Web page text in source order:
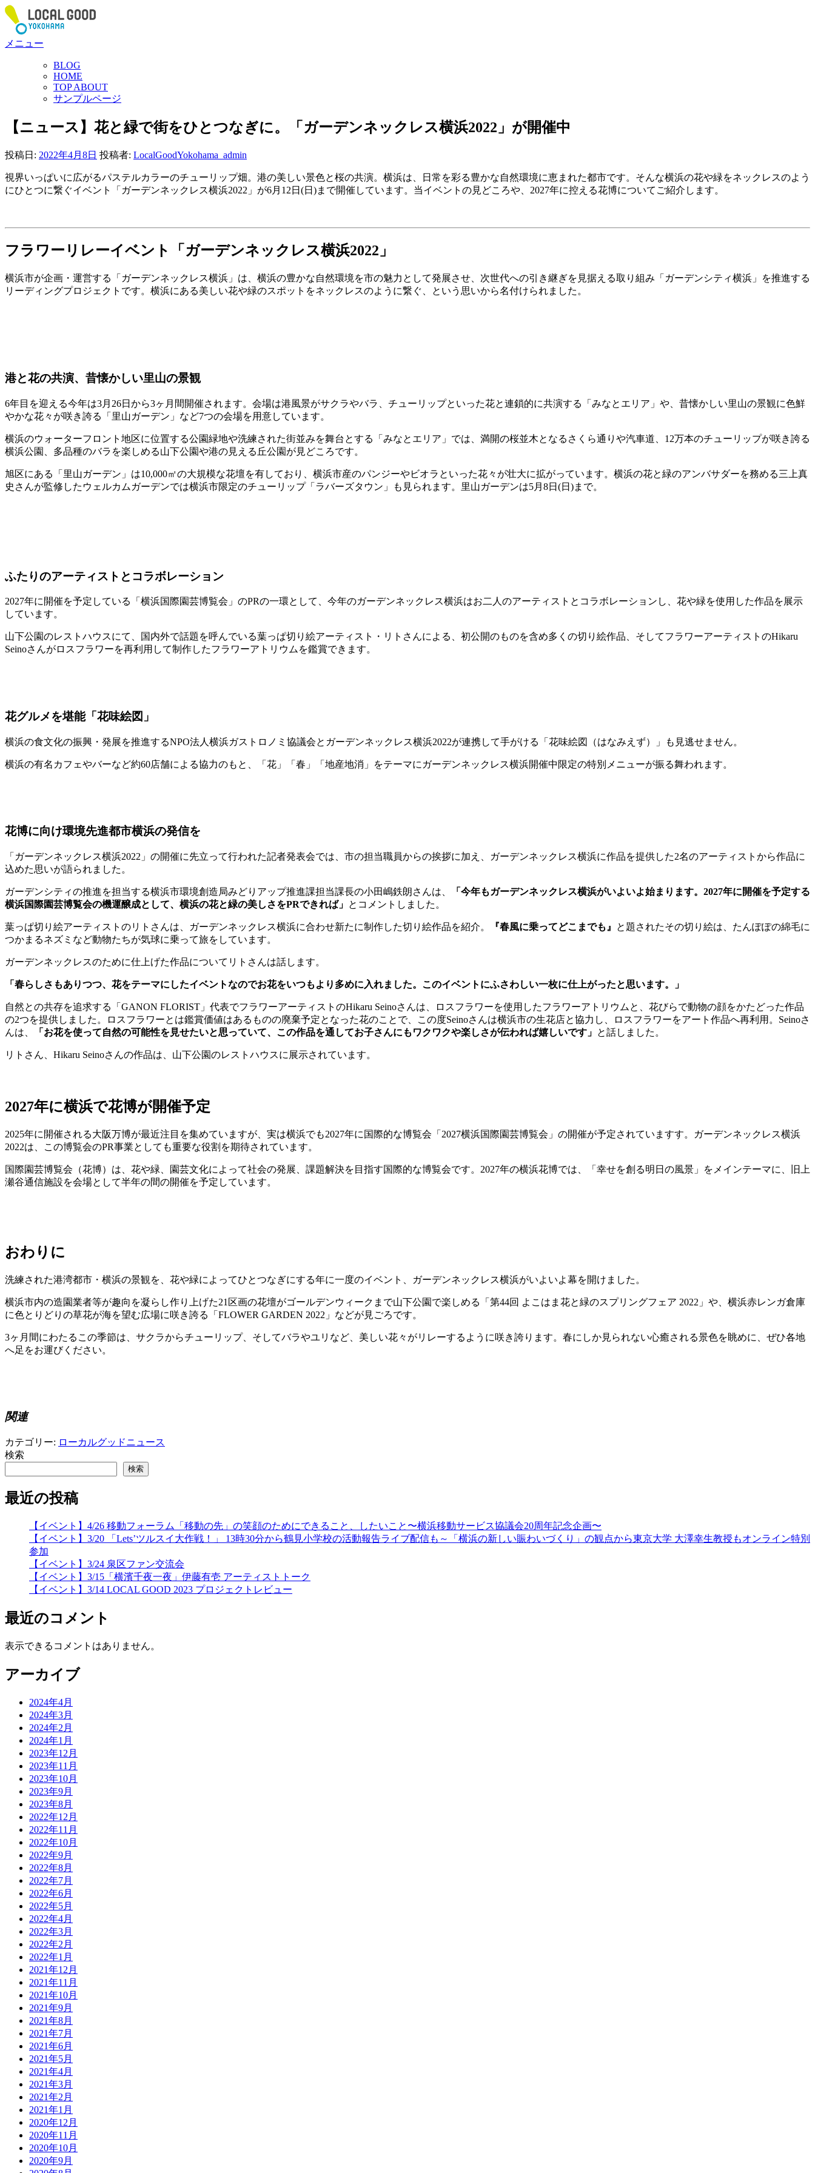
コ
ン
ン
メニュー
BLOG
HOME
TOP ABOUT
サンプルページ
【ニュース】花と緑で街をひとつなぎに。「ガーデンネックレス横浜2022」が開催中
投稿日: 2022年4月8日 投稿者: LocalGoodYokohama_admin
視界いっぱいに広がるパステルカラーのチューリップ畑。港の美しい景色と桜の共演。横浜は、日常を彩る豊かな自然環境に恵まれた都市です。 そんな横浜の花や緑をネックレスのよう
にひとつに繋ぐイベント「ガーデンネックレス横浜2022」が6月12日(日)まで開催しています。当イベントの見どころや、2027年に控える花博についてご紹介します。
フラワーリレーイベント「ガーデンネックレス横浜2022」
横浜市が企画・運営する「ガーデンネックレス横浜」は、横浜の豊かな自然環境を市の魅力として発展させ、次世代への引き継ぎを見据える取り組み「ガーデンシティ横浜」を推進する
リーディングプロジェクトです。横浜にある美しい花や緑のスポットをネックレスのように繋ぐ、という思いから名付けられました。
港と花の共演、昔懐かしい里山の景観
6年目を迎える今年は3月26日から3ヶ月間開催されます。会場は港風景がサクラやバラ、チューリップといった花と連鎖的に共演する「みなとエリア」や、昔懐かしい里山の景観に色鮮
やかな花々が咲き誇る「里山ガーデン」など7つの会場を用意しています。
横浜のウォーターフロント地区に位置する公園緑地や洗練された街並みを舞台とする「みなとエリア」では、満開の桜並木となるさくら通りや汽車道、12万本のチューリップが咲き誇る
横浜公園、多品種のバラを楽しめる山下公園や港の見える丘公園が見どころです。
旭区にある「里山ガーデン」は10,000㎡の大規模な花壇を有しており、横浜市産のパンジーやビオラといった花々が壮大に拡がっています。横浜の花と緑のアンバサダーを務める三上真
史さんが監修したウェルカムガーデンでは横浜市限定のチューリップ「ラバーズタウン」も見られます。里山ガーデンは5月8日(日)まで。
ふたりのアーティストとコラボレーション
2027年に開催を予定している「横浜国際園芸博覧会」のPRの一環として、今年のガーデンネックレス横浜はお二人のアーティストとコラボレーションし、花や緑を使用した作品を展示
しています。
山下公園のレストハウスにて、国内外で話題を呼んでいる葉っぱ切り絵アーティスト・リトさんによる、初公開のものを含め多くの切り絵作品、そしてフラワーアーティストのHikaru
Seinoさんがロスフラワーを再利用して制作したフラワーアトリウムを鑑賞できます。
花グルメを堪能「花味絵図」
横浜の食文化の振興・発展を推進するNPO法人横浜ガストロノミ協議会とガーデンネックレス横浜2022が連携して手がける「花味絵図（はなみえず）」も見逃せません。
横浜の有名カフェやバーなど約60店舗による協力のもと、「花」「春」「地産地消」をテーマにガーデンネックレス横浜開催中限定の特別メニューが振る舞われます。
花博に向け環境先進都市横浜の発信を
「ガーデンネックレス横浜2022」の開催に先立って行われた記者発表会では、市の担当職員からの挨拶に加え、ガーデンネックレス横浜に作品を提供した2名のアーティストから作品に
込めた思いが語られました。
ガーデンシティの推進を担当する横浜市環境創造局みどりアップ推進課担当課長の小田嶋鉄朗さんは、
「今年もガーデンネックレス横浜がいよいよ始まります。2027年に開催を予定する
横浜国際園芸博覧会の機運醸成として、横浜の花と緑の美しさをPRできれば」 とコメントしました。
葉っぱ切り絵アーティストのリトさんは、ガーデンネックレス横浜に合わせ新たに制作した切り絵作品を紹介。 『春風に乗ってどこまでも』
と題されたその切り絵は、たんぽぽの綿毛に
つかまるネズミなど動物たちが気球に乗って旅をしています。
ガーデンネックレスのために仕上げた作品についてリトさんは話します。
「春らしさもありつつ、花をテーマにしたイベントなのでお花をいつもより多めに入れました。このイベントにふさわしい一枚に仕上がったと思います。」
自然との共存を追求する「GANON FLORIST」代表でフラワーアーティストのHikaru Seinoさんは、ロスフラワーを使用したフラワーアトリウムと、花びらで動物の顔をかたどった作品
の2つを提供しました。ロスフラワーとは鑑賞価値はあるものの廃棄予定となった花のことで、この度Seinoさんは横浜市の生花店と協力し、ロスフラワーをアート作品へ再利用。Seinoさ
んは、
「お花を使って自然の可能性を見せたいと思っていて、この作品を通してお子さんにもワクワクや楽しさが伝われば嬉しいです」 と話しました。
リトさん、Hikaru Seinoさんの作品は、山下公園のレストハウスに展示されています。
2027年に横浜で花博が開催予定
2025年に開催される大阪万博が最近注目を集めていますが、実は横浜でも2027年に国際的な博覧会「2027横浜国際園芸博覧会」の開催が予定されていますす。ガーデンネックレス横浜
2022は、この博覧会のPR事業としても重要な役割を期待されています。
国際園芸博覧会（花博）は、花や緑、園芸文化によって社会の発展、課題解決を目指す国際的な博覧会です。2027年の横浜花博では、「幸せを創る明日の風景」をメインテーマに、旧上
瀬谷通信施設を会場として半年の間の開催を予定しています。
おわりに
洗練された港湾都市・横浜の景観を、花や緑によってひとつなぎにする年に一度のイベント、ガーデンネックレス横浜がいよいよ幕を開けました。
横浜市内の造園業者等が趣向を凝らし作り上げた21区画の花壇がゴールデンウィークまで山下公園で楽しめる「第44回 よこはま花と緑のスプリングフェア 2022」や、横浜赤レンガ倉庫
に色とりどりの草花が海を望む広場に咲き誇る「FLOWER GARDEN 2022」などが見ごろです。
3ヶ月間にわたるこの季節は、サクラからチューリップ、そしてバラやユリなど、美しい花々がリレーするように咲き誇ります。春にしか見られない心癒される景色を眺めに、ぜひ各地
へ足をお運びください。
関連
カテゴリー: ローカルグッドニュース
検索
検索
最近の投稿
【イベント】4/26 移動フォーラム「移動の先」の笑顔のためにできること、したいこと〜横浜移動サービス協議会20周年記念企画〜
【イベント】3/20 「Lets’ツルスイ大作戦！」 13時30分から鶴見小学校の活動報告ライブ配信も～「横浜の新しい賑わいづくり」の観点から東京大学 大澤幸生教授もオンライン特別
参加
【イベント】3/24 泉区ファン交流会
【イベント】3/15「横濱千夜一夜」伊藤有壱 アーティストトーク
【イベント】3/14 LOCAL GOOD 2023 プロジェクトレビュー
最近のコメント
表示できるコメントはありません。
アーカイブ
2024年4月
2024年3月
2024年2月
2024年1月
2023年12月
2023年11月
2023年10月
2023年9月
2023年8月
2022年12月
2022年11月
2022年10月
2022年9月
2022年8月
2022年7月
2022年6月
2022年5月
2022年4月
2022年3月
2022年2月
2022年1月
2021年12月
2021年11月
2021年10月
2021年9月
2021年8月
2021年7月
2021年6月
2021年5月
2021年4月
2021年3月
2021年2月
2021年1月
2020年12月
2020年11月
2020年10月
2020年9月